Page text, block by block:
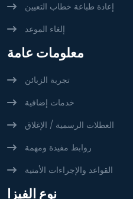
إعادة طباعة خطاب التعيين
إلغاء الموعد
معلومات عامة
تجربة الزبائن
خدمات إضافية
العطلات الرسمية / الإغلاق
روابط مفيدة ومهمة
القواعد والإجراءات الأمنية
نوع الفيزا